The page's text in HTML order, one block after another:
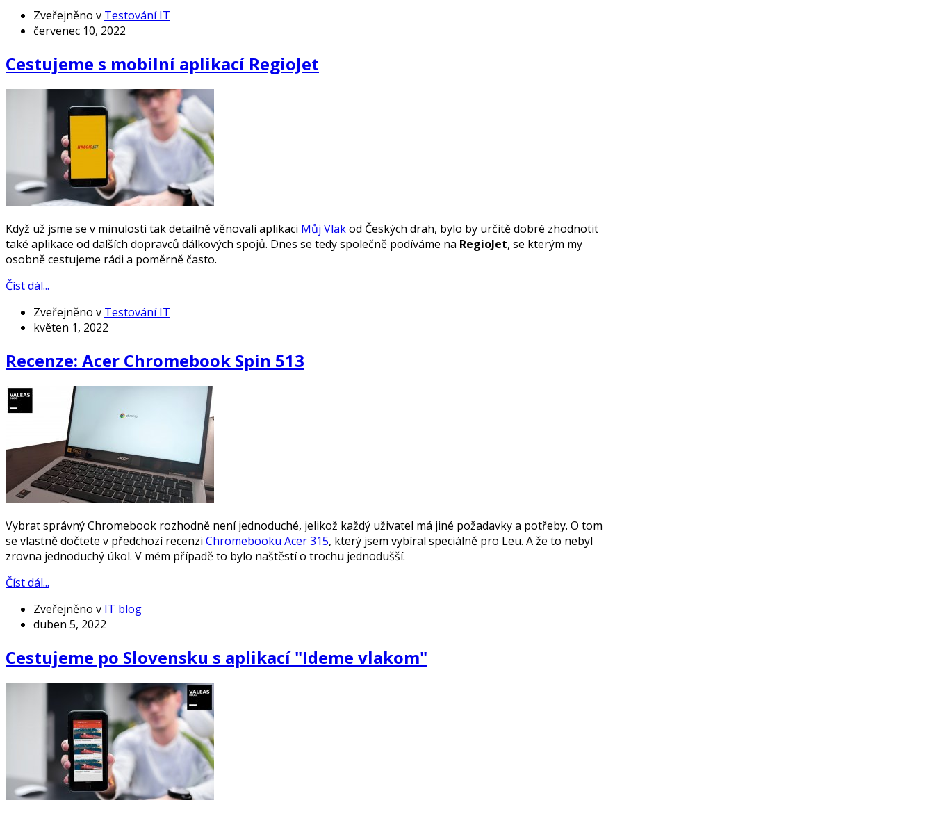
Zveřejněno v Testování IT
červenec 10, 2022
Cestujeme s mobilní aplikací RegioJet
Když už jsme se v minulosti tak detailně věnovali aplikaci Můj Vlakod Českých drah, bylo by určitě dobré zhodnotit
také aplikace od dalších dopravců dálkových spojů. Dnes se tedy společně podíváme na RegioJet, se kterým my
osobně cestujeme rádi a poměrně často.
Číst dál...
Zveřejněno v Testování IT
květen 1, 2022
Recenze: Acer Chromebook Spin 513
Vybrat správný Chromebook rozhodně není jednoduché, jelikož každý uživatel má jiné požadavky a potřeby. O tom
se vlastně dočtete v předchozí recenzi Chromebooku Acer 315, který jsem vybíral speciálně pro Leu. A že to nebyl
zrovna jednoduchý úkol. V mém případě to bylo naštěstí o trochu jednodušší.
Číst dál...
Zveřejněno v IT blog
duben 5, 2022
Cestujeme po Slovensku s aplikací "Ideme vlakom"